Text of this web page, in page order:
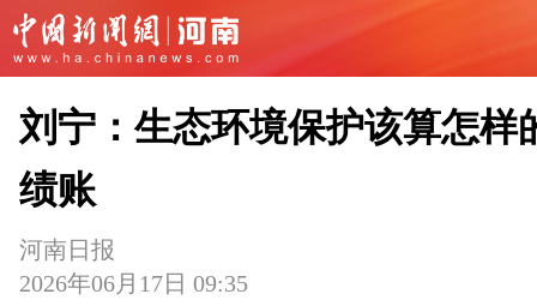
刘宁：生态环境保护该算怎样
绩账
河南日报
2026年06月17日 09:35